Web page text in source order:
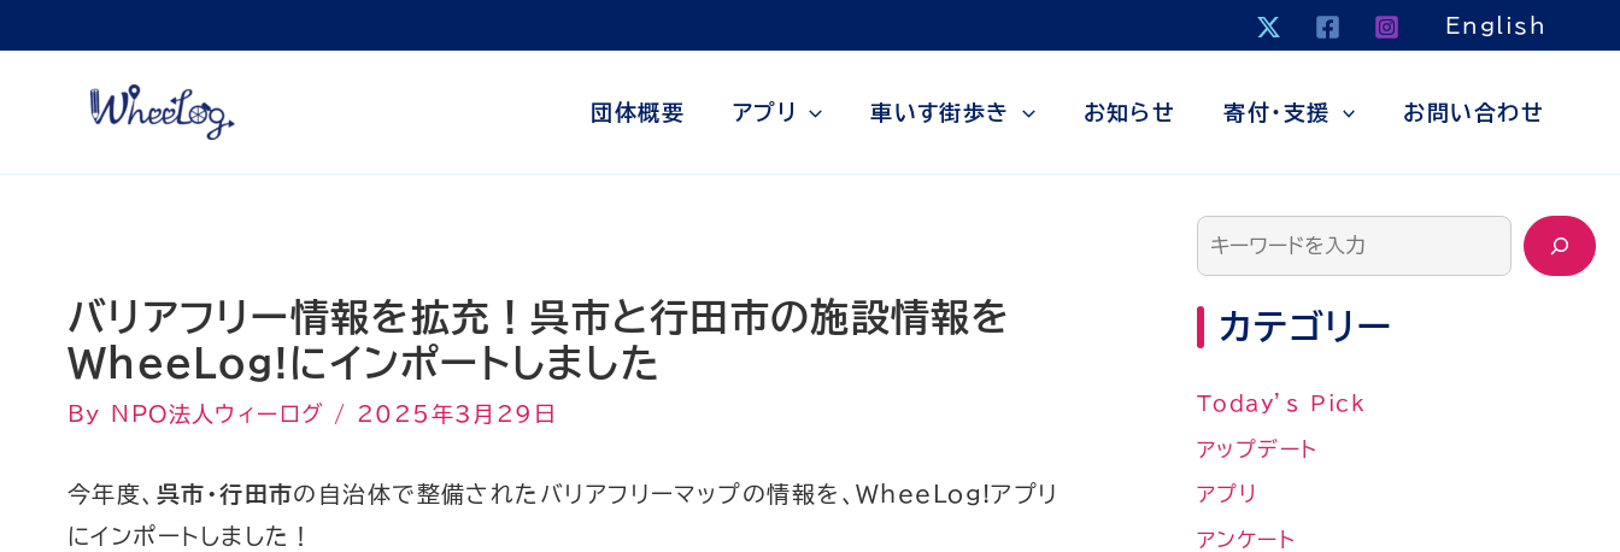
容
キ
English
団体概要 アプリ 車いす街歩き お知らせ 寄付・支援 お問い合わせ
バリアフリー情報を拡充！呉市と行田市の施設情報を
WheeLog!にインポートしました
By NPO法人ウィーログ / 2025年3月29日
今年度、 呉市・行田市の自治体で整備されたバリアフリーマップの情報を、WheeLog!アプリ
にインポートしました！
カテゴリー
Today’s Pick
アップデート
アプリ
アンケート